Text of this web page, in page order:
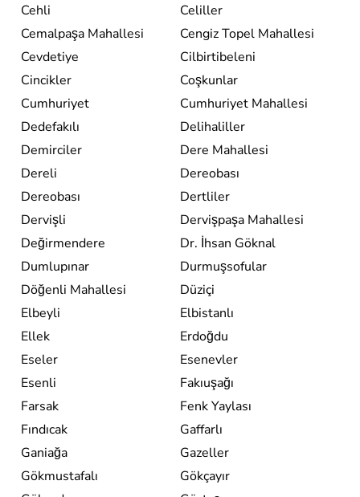
Cehli
Celiller
Cemalpaşa Mahallesi
Cengiz Topel Mahallesi
Cevdetiye
Cilbirtibeleni
Cincikler
Coşkunlar
Cumhuriyet
Cumhuriyet Mahallesi
Dedefakılı
Delihaliller
Demirciler
Dere Mahallesi
Dereli
Dereobası
Dereobası
Dertliler
Dervişli
Dervişpaşa Mahallesi
Değirmendere
Dr. İhsan Göknal
Dumlupınar
Durmuşsofular
Döğenli Mahallesi
Düziçi
Elbeyli
Elbistanlı
Ellek
Erdoğdu
Eseler
Esenevler
Esenli
Fakıuşağı
Farsak
Fenk Yaylası
Fındıcak
Gaffarlı
Ganiağa
Gazeller
Gökmustafalı
Gökçayır